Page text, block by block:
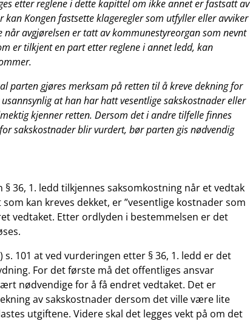
etter reglene i dette kapittel om ikke annet er fastsatt av
Kongen fastsette klageregler som utfyller eller avviker
avgjørelsen er tatt av kommunestyreorgan som nevnt
er tilkjent en part etter reglene i annet ledd, kan
parten gjøres merksam på retten til å kreve dekning for
at han har hatt vesentlige sakskostnader eller
kjenner retten. Dersom det i andre tilfelle finnes
sakskostnader blir vurdert, bør parten gis nødvendig
36, 1. ledd tilkjennes saksomkostning når et vedtak
kan kreves dekket, er ”vesentlige kostnader som
vedtaket. Etter ordlyden i bestemmelsen er det
s. 101 at ved vurderingen etter § 36, 1. ledd er det
For det første må det offentliges ansvar
nødvendige for å få endret vedtaket. Det er
av sakskostnader dersom det ville være lite
utgiftene. Videre skal det legges vekt på om det